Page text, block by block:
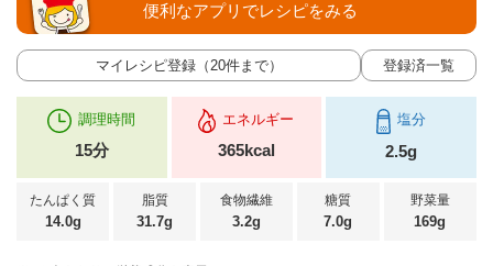
マイレシピ登録（20件まで） 登録済一覧
便利なアプリでレシピをみる
調理時間
15分
エネルギー
365kcal
塩分
2.5g
たんぱく質
14.0g
脂質
31.7g
食物繊維
3.2g
糖質
7.0g
野菜量
169g